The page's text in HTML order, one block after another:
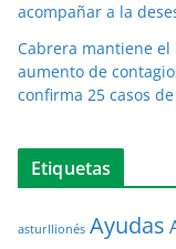
acompañar a la
Cabrera mantiene
aumento de
confirma 25 casos
Etiquetas
asturllionés Ayudas